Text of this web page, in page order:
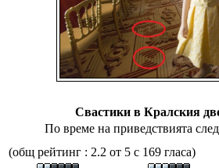
Свастики в Кралския
По време на приведствията
(общ рейтинг : 2.2 от 5 с 169 гласа)